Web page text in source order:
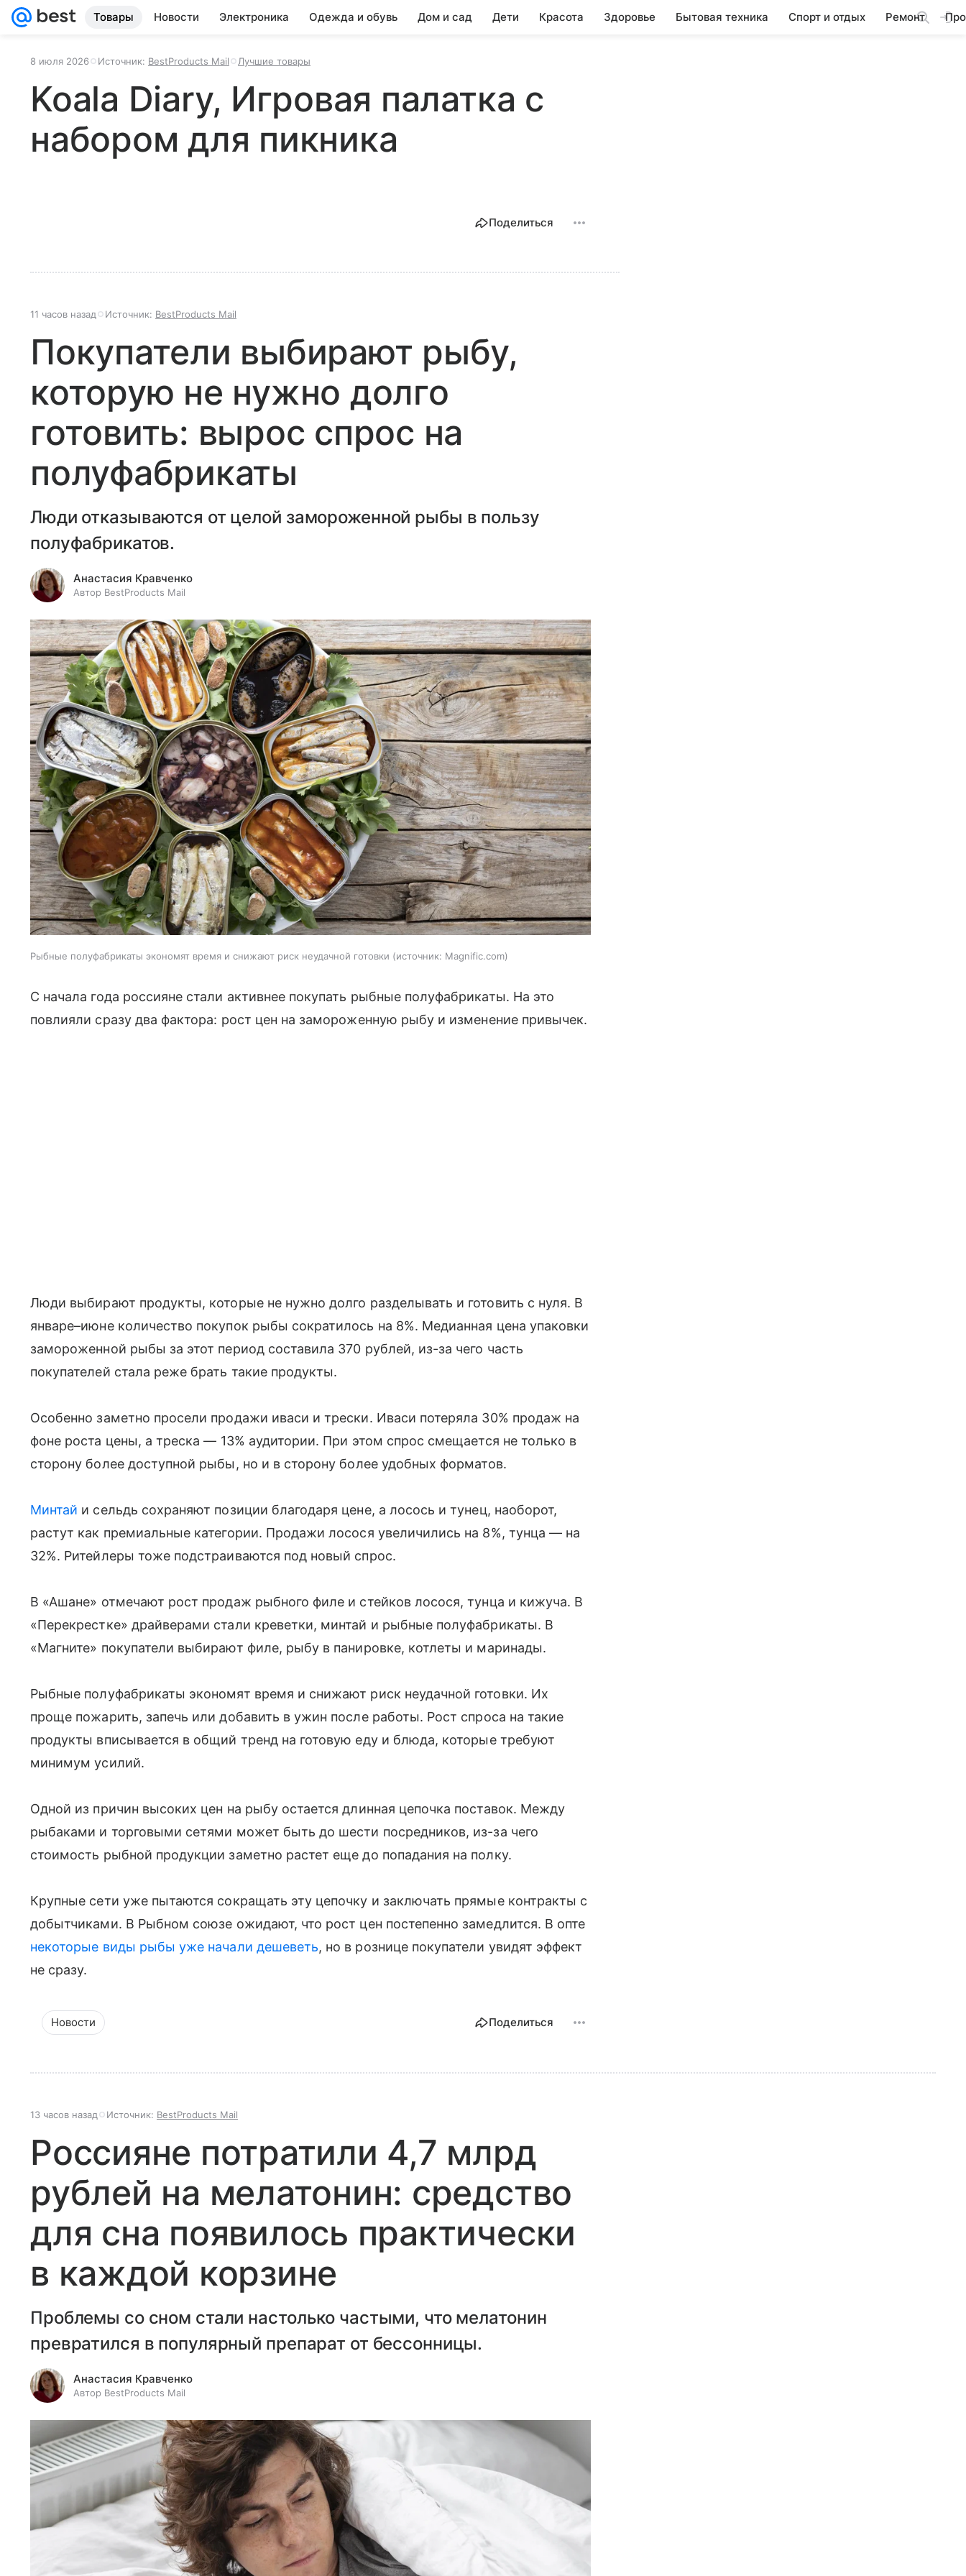
Товары Новости Электроника Одежда и обувь Дом и сад Дети Красота Здоровье Бытовая техника Спорт и отдых Ремонт
8 июля 2026 Источник: BestProducts Mail Лучшие товары
Koala Diary, Игровая палатка с
набором для пикника
Поделиться
11 часов назад Источник: BestProducts Mail
Покупатели выбирают рыбу,
которую не нужно долго
готовить: вырос спрос на
полуфабрикаты
Люди отказываются от целой замороженной рыбы в пользу
полуфабрикатов.
Анастасия Кравченко
Автор BestProducts Mail
Рыбные полуфабрикаты экономят время и снижают риск неудачной готовки источник: Magnific.com
С начала года россияне стали активнее покупать рыбные полуфабрикаты. На это
повлияли сразу два фактора: рост цен на замороженную рыбу и изменение привычек.
Люди выбирают продукты, которые не нужно долго разделывать и готовить с нуля. В
январе–июне количество покупок рыбы сократилось на 8%. Медианная цена упаковки
замороженной рыбы за этот период составила 370 рублей, из-за чего часть
покупателей стала реже брать такие продукты.
Особенно заметно просели продажи иваси и трески. Иваси потеряла 30% продаж на
фоне роста цены, а треска — 13% аудитории. При этом спрос смещается не только в
сторону более доступной рыбы, но и в сторону более удобных форматов.
Минтай и сельдь сохраняют позиции благодаря цене, а лосось и тунец, наоборот,
растут как премиальные категории. Продажи лосося увеличились на 8%, тунца — на
32%. Ритейлеры тоже подстраиваются под новый спрос.
В «Ашане» отмечают рост продаж рыбного филе и стейков лосося, тунца и кижуча. В
«Перекрестке» драйверами стали креветки, минтай и рыбные полуфабрикаты. В
«Магните» покупатели выбирают филе, рыбу в панировке, котлеты и маринады.
Рыбные полуфабрикаты экономят время и снижают риск неудачной готовки. Их
проще пожарить, запечь или добавить в ужин после работы. Рост спроса на такие
продукты вписывается в общий тренд на готовую еду и блюда, которые требуют
минимум усилий.
Одной из причин высоких цен на рыбу остается длинная цепочка поставок. Между
рыбаками и торговыми сетями может быть до шести посредников, из-за чего
стоимость рыбной продукции заметно растет еще до попадания на полку.
Крупные сети уже пытаются сокращать эту цепочку и заключать прямые контракты с
добытчиками. В Рыбном союзе ожидают, что рост цен постепенно замедлится. В опте
некоторые виды рыбы уже начали дешеветь, но в рознице покупатели увидят эффект
не сразу.
Новости Поделиться
13 часов назад Источник: BestProducts Mail
Россияне потратили 4,7 млрд
рублей на мелатонин: средство
для сна появилось практически
в каждой корзине
Проблемы со сном стали настолько частыми, что мелатонин
превратился в популярный препарат от бессонницы.
Анастасия Кравченко
Автор BestProducts Mail